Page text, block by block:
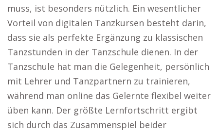
muss, ist besonders nützlich. Ein wesentlicher
Vorteil von digitalen Tanzkursen besteht darin,
dass sie als perfekte Ergänzung zu klassischen
Tanzstunden in der Tanzschule dienen. In der
Tanzschule hat man die Gelegenheit, persönlich
mit Lehrer und Tanzpartnern zu trainieren,
während man online das Gelernte flexibel weiter
üben kann. Der größte Lernfortschritt ergibt
sich durch das Zusammenspiel beider